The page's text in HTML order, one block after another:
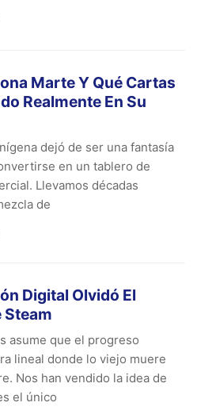
Marte Y Qué Cartas
Realmente En Su
dejó de ser una fantasía
en un tablero de
Llevamos décadas
de
Digital Olvidó El
Steam
asume que el progreso
lineal donde lo viejo muere
Nos han vendido la idea de
el único